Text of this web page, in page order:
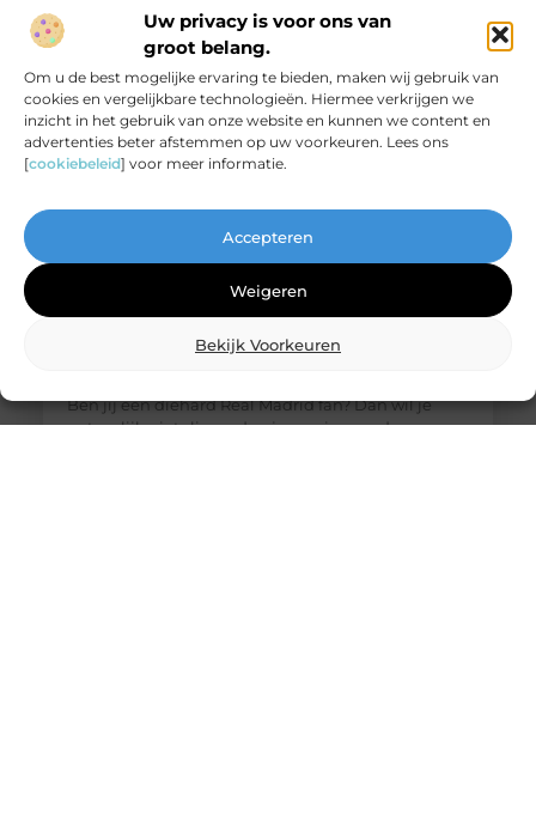
Uw privacy is voor ons van
groot belang.
Om u de best mogelijke ervaring te bieden, maken wij gebruik van
cookies en vergelijkbare technologieën. Hiermee verkrijgen we
inzicht in het gebruik van onze website en kunnen we content en
advertenties beter afstemmen op uw voorkeuren. Lees ons
[cookiebeleid] voor meer informatie.
Accepteren
Weigeren
Bekijk Voorkeuren
ontdekken waarom dit een must-have is voor jouw
thuisfitness. Wat is een
De ultieme bestemming voor Real Madrid
Ben jij een diehard Real Madrid fan? Dan wil je
natuurlijk niets liever dan je passie voor deze